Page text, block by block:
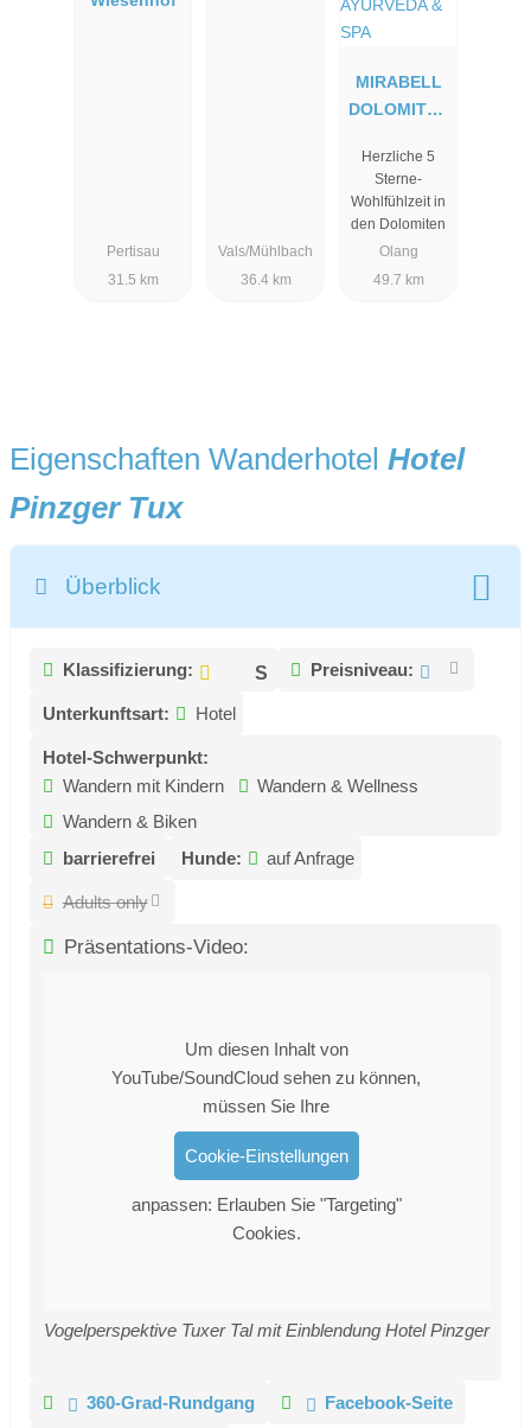
Pertisau
31.5 km
Vals/Mühlbach
36.4 km
MIRABELL
DOLOMITES
LUXURY .
& SPA
Herzliche 5
Sterne-
Wohlfühlzeit in
den Dolomiten
Olang
49.7 km
Eigenschaften Wanderhotel Hotel
Pinzger Tux
Überblick
Klassifizierung: Preisniveau:
Unterkunftsart: Hotel
Hotel-Schwerpunkt:
Wandern mit Kindern
Wandern & Wellness
Wandern & Biken
barrierefrei
Hunde: auf Anfrage
Adults only
Präsentations-Video:
Um diesen Inhalt von
YouTube/SoundCloud sehen zu können,
müssen Sie Ihre
Cookie-Einstellungen
anpassen: Erlauben Sie "Targeting"
Cookies.
Vogelperspektive Tuxer Tal mit Einblendung Hotel Pinzger
360-Grad-Rundgang Facebook-Seite